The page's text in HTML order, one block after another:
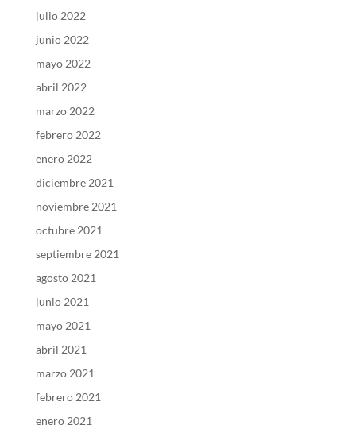
julio 2022
junio 2022
mayo 2022
abril 2022
marzo 2022
febrero 2022
enero 2022
diciembre 2021
noviembre 2021
octubre 2021
septiembre 2021
agosto 2021
junio 2021
mayo 2021
abril 2021
marzo 2021
febrero 2021
enero 2021